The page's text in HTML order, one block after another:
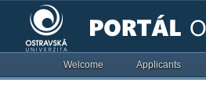
Welcome Applicants